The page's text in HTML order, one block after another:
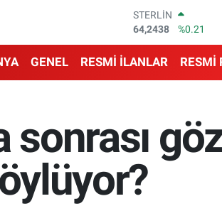
STERLİN
64,2438
%0.21
GRAM ALTIN
6513.94
%0.32
DOLAR
47,5986
%0.06
55,0700
GENEL RESMİ İLANLAR RESMİ